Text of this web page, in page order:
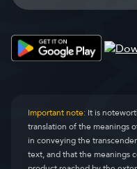
Important note:It is
translation of the meanings
in conveying the
text, and that the meanings